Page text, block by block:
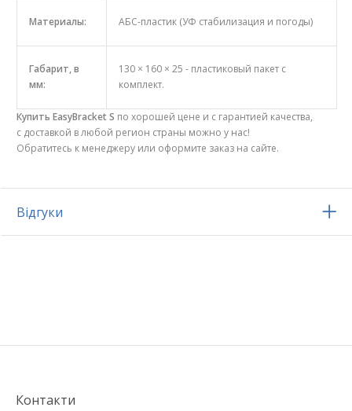
Материалы: АБС-пластик (УФ стабилизация и погоды)
Габарит, в
мм:
130 × 160 × 25 - пластиковый пакет с
комплект.
Купить EasyBracket S по хорошей цене и с гарантией качества,
с доставкой в любой регион страны можно у нас!
Обратитесь к менеджеру или оформите заказ на сайте.
Відгуки
Контакти